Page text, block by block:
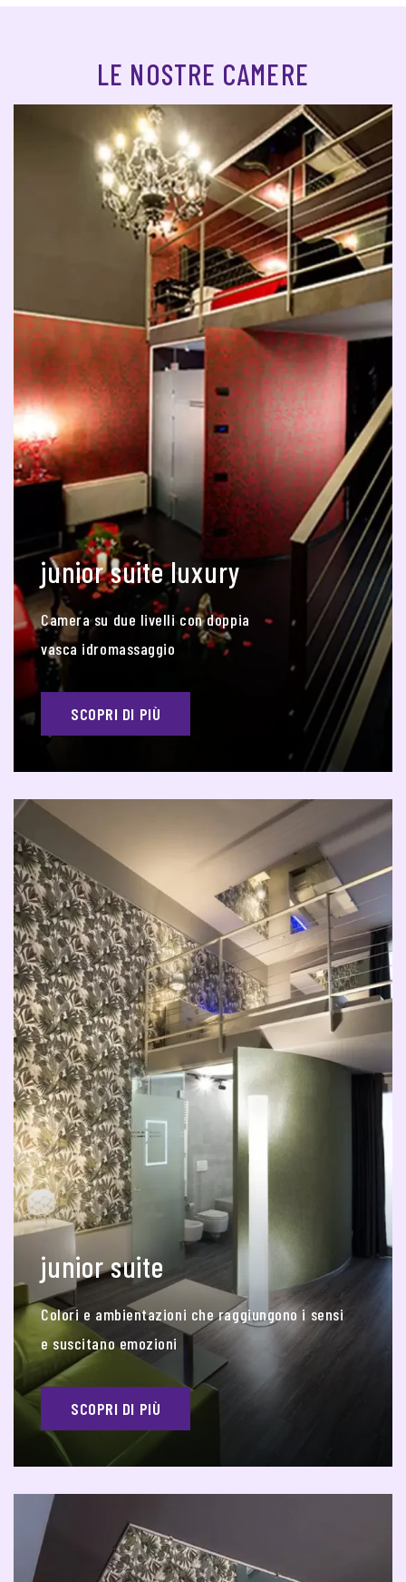
LE NOSTRE CAMERE
junior suite luxury
Camera su due livelli con doppia
vasca idromassaggio
SCOPRI DI PIÙ
junior suite
Colori e ambientazioni che raggiungono i sensi
e suscitano emozioni
SCOPRI DI PIÙ